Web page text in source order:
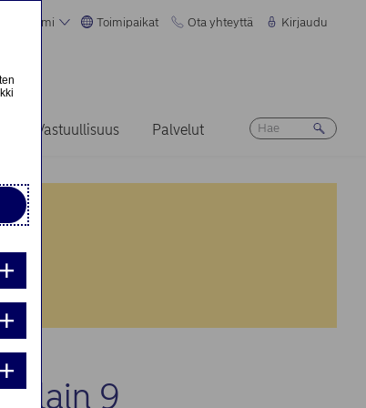
Suomi Toimipaikat Ota yhteyttä Kirjaudu
Vastuullisuus Palvelut
9